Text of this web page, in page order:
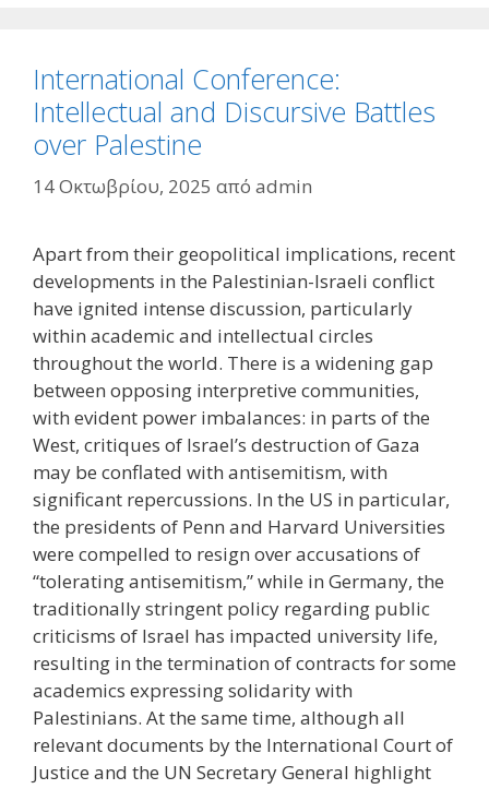
International Conference:
Intellectual and Discursive Battles
over Palestine
14 Οκτωβρίου, 2025 από admin
Apart from their geopolitical implications, recent
developments in the Palestinian-Israeli conflict
have ignited intense discussion, particularly
within academic and intellectual circles
throughout the world. There is a widening gap
between opposing interpretive communities,
with evident power imbalances: in parts of the
West, critiques of Israel’s destruction of Gaza
may be conflated with antisemitism, with
significant repercussions. In the US in particular,
the presidents of Penn and Harvard Universities
were compelled to resign over accusations of
“tolerating antisemitism,” while in Germany, the
traditionally stringent policy regarding public
criticisms of Israel has impacted university life,
resulting in the termination of contracts for some
academics expressing solidarity with
Palestinians. At the same time, although all
relevant documents by the International Court of
Justice and the UN Secretary General highlight